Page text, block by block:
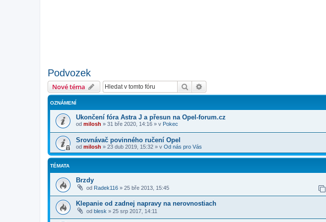
Podvozek
Nové téma Hledat
OZNÁMENÍ
Ukončení fóra Astra J a přesun na Opel-forum.cz
od milosh » 31 bře 2020, 14:16 » v Pokec
Srovnávač povinného ručení Opel
od milosh » 23 dub 2019, 15:32 » v Od nás pro Vás
TÉMATA
Brzdy
od Radek116 » 25 bře 2013, 15:45
Klepanie od zadnej napravy na nerovnostiach
od blesk » 25 srp 2017, 14:11